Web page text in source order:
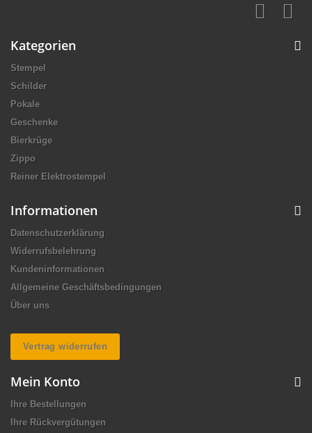
Kategorien
Stempel
Schilder
Pokale
Geschenke
Bierkrüge
Zippo
Reiner Elektrostempel
Informationen
Datenschutzerklärung
Widerrufsbelehrung
Kundeninformationen
Allgemeine Geschäftsbedingungen
Über uns
Vertrag widerrufen
Mein Konto
Ihre Bestellungen
Ihre Rückvergütungen